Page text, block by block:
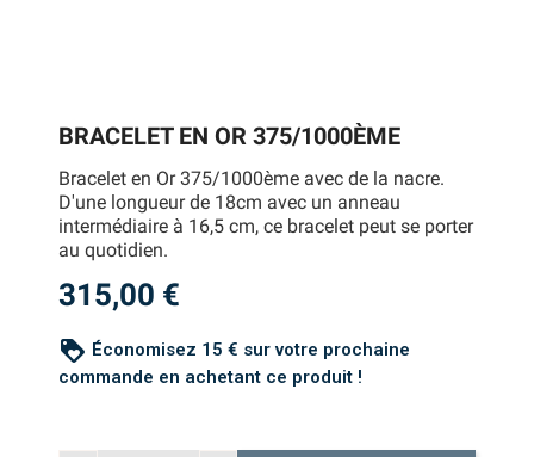
BRACELET EN OR 375/1000ÈME
Bracelet en Or 375/1000ème avec de la nacre.
D'une longueur de 18cm avec un anneau
intermédiaire à 16,5 cm, ce bracelet peut se porter
au quotidien.
315,00 €
loyalty Économisez 15 € sur votre prochaine
commande en achetant ce produit !